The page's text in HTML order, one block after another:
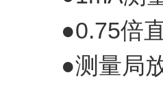
●0.75倍
●测量局